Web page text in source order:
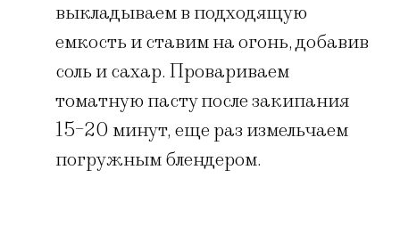
выкладываем в подходящую
емкость и ставим на огонь, добавив
соль и сахар. Провариваем
томатную пасту после закипания
15-20 минут, еще раз измельчаем
погружным блендером.